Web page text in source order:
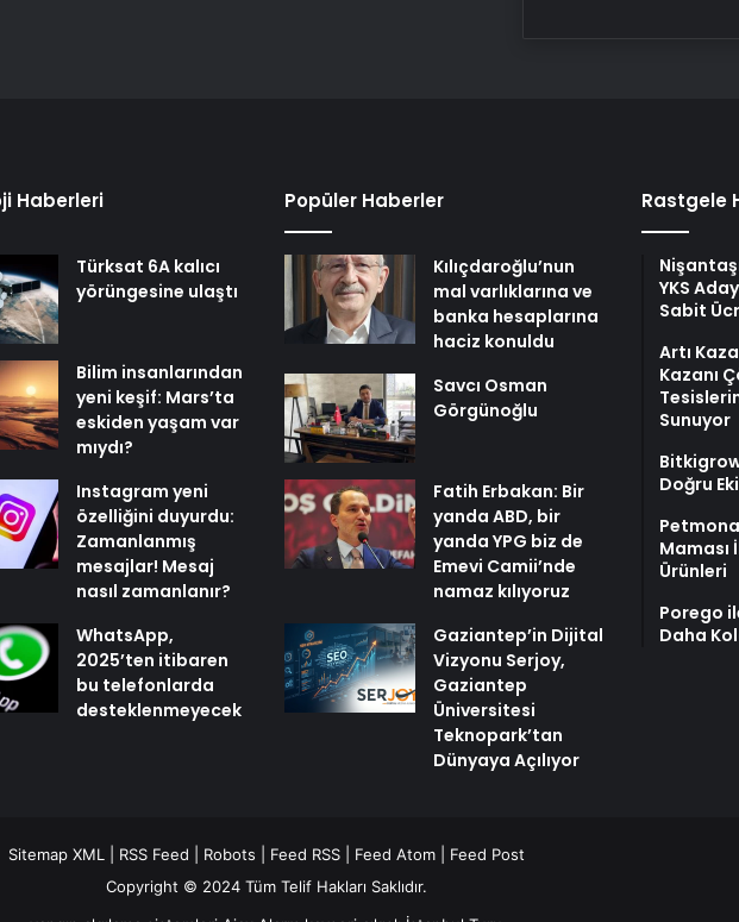
Haberleri
Türksat 6A kalıcı
yörüngesine ulaştı
Bilim insanlarından
yeni keşif: Mars’ta
eskiden yaşam var
mıydı?
Instagram yeni
özelliğini duyurdu:
Zamanlanmış
mesajlar! Mesaj
nasıl zamanlanır?
WhatsApp,
2025’ten itibaren
bu telefonlarda
desteklenmeyecek
Popüler Haberler
Kılıçdaroğlu’nun
mal varlıklarına ve
banka hesaplarına
haciz konuldu
Savcı Osman
Görgünoğlu
Fatih Erbakan: Bir
yanda ABD, bir
yanda YPG biz de
Emevi Camii’nde
namaz kılıyoruz
Gaziantep’in Dijital
Vizyonu Serjoy,
Gaziantep
Üniversitesi
Teknopark’tan
Dünyaya Açılıyor
Rastgele
YKS
Sabit
Artı
Kazanı
Sunuyor
Doğru
Maması
Ürünleri
Porego
Daha
Sitemap XML RSS Feed Robots Feed RSS| Feed Atom| Feed Post
Copyright © 2024 Tüm Telif Hakları Saklıdır.